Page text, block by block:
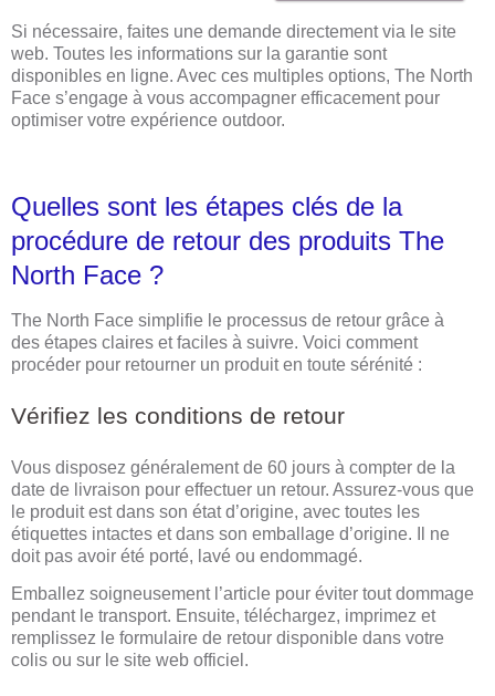
Si nécessaire, faites une demande directement via le site
web. Toutes les informations sur la garantie sont
disponibles en ligne. Avec ces multiples options, The North
Face s’engage à vous accompagner efficacement pour
optimiser votre expérience outdoor.
Quelles sont les étapes clés de la
procédure de retour des produits The
North Face ?
The North Face simplifie le processus de retour grâce à
des étapes claires et faciles à suivre. Voici comment
procéder pour retourner un produit en toute sérénité :
Vérifiez les conditions de retour
Vous disposez généralement de 60 jours à compter de la
date de livraison pour effectuer un retour. Assurez-vous que
le produit est dans son état d’origine, avec toutes les
étiquettes intactes et dans son emballage d’origine. Il ne
doit pas avoir été porté, lavé ou endommagé.
Emballez soigneusement l’article pour éviter tout dommage
pendant le transport. Ensuite, téléchargez, imprimez et
remplissez le formulaire de retour disponible dans votre
colis ou sur le site web officiel.